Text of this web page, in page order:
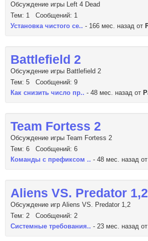
Обсуждение игры Left 4 Dead
Тем: 1 Сообщений: 1
Установка чистого се.. - 166 мес. назад от
Battlefield 2
Обсуждение игры Battlefield 2
Тем: 5 Сообщений: 9
Как снизить число пр.. - 48 мес. назад от
Team Fortess 2
Обсуждение игры Team Fortess 2
Тем: 6 Сообщений: 6
Команды с префиксом .. - 48 мес. назад от
Aliens VS. Predator 1,2
Обсуждение игр Aliens VS. Predator 1,2
Тем: 2 Сообщений: 2
Системные требования.. - 23 мес. назад от